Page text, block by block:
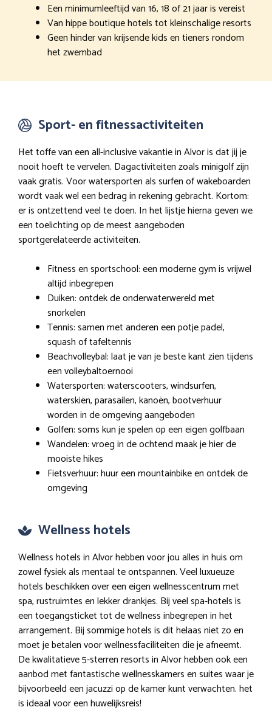
Een minimumleeftijd van 16, 18 of 21 jaar is vereist
Van hippe boutique hotels tot kleinschalige resorts
Geen hinder van krijsende kids en tieners rondom
het zwembad
Sport- en fitnessactiviteiten
Het toffe van een all-inclusive vakantie in Alvor is dat jij je
nooit hoeft te vervelen. Dagactiviteiten zoals minigolf zijn
vaak gratis. Voor watersporten als surfen of wakeboarden
wordt vaak wel een bedrag in rekening gebracht. Kortom:
er is ontzettend veel te doen. In het lijstje hierna geven we
een toelichting op de meest aangeboden
sportgerelateerde activiteiten.
Fitness en sportschool: een moderne gym is vrijwel
altijd inbegrepen
Duiken: ontdek de onderwaterwereld met
snorkelen
Tennis: samen met anderen een potje padel,
squash of tafeltennis
Beachvolleybal: laat je van je beste kant zien tijdens
een volleybaltoernooi
Watersporten: waterscooters, windsurfen,
waterskiën, parasailen, kanoën, bootverhuur
worden in de omgeving aangeboden
Golfen: soms kun je spelen op een eigen golfbaan
Wandelen: vroeg in de ochtend maak je hier de
mooiste hikes
Fietsverhuur: huur een mountainbike en ontdek de
omgeving
Wellness hotels
Wellness hotels in Alvor hebben voor jou alles in huis om
zowel fysiek als mentaal te ontspannen. Veel luxueuze
hotels beschikken over een eigen wellnesscentrum met
spa, rustruimtes en lekker drankjes. Bij veel spa-hotels is
een toegangsticket tot de wellness inbegrepen in het
arrangement. Bij sommige hotels is dit helaas niet zo en
moet je betalen voor wellnessfaciliteiten die je afneemt.
De kwalitatieve 5-sterren resorts in Alvor hebben ook een
aanbod met fantastische wellnesskamers en suites waar je
bijvoorbeeld een jacuzzi op de kamer kunt verwachten. het
is ideaal voor een huwelijksreis!